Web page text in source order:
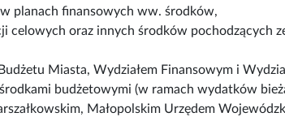
planach finansowych ww. środków,
celowych oraz innych środków pochodzących
Miasta, Wydziałem Finansowym i
budżetowymi (w ramach wydatków
Małopolskim Urzędem